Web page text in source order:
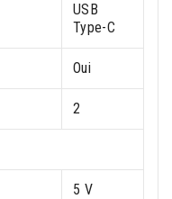
USB
Type-C
Oui
2
5 V